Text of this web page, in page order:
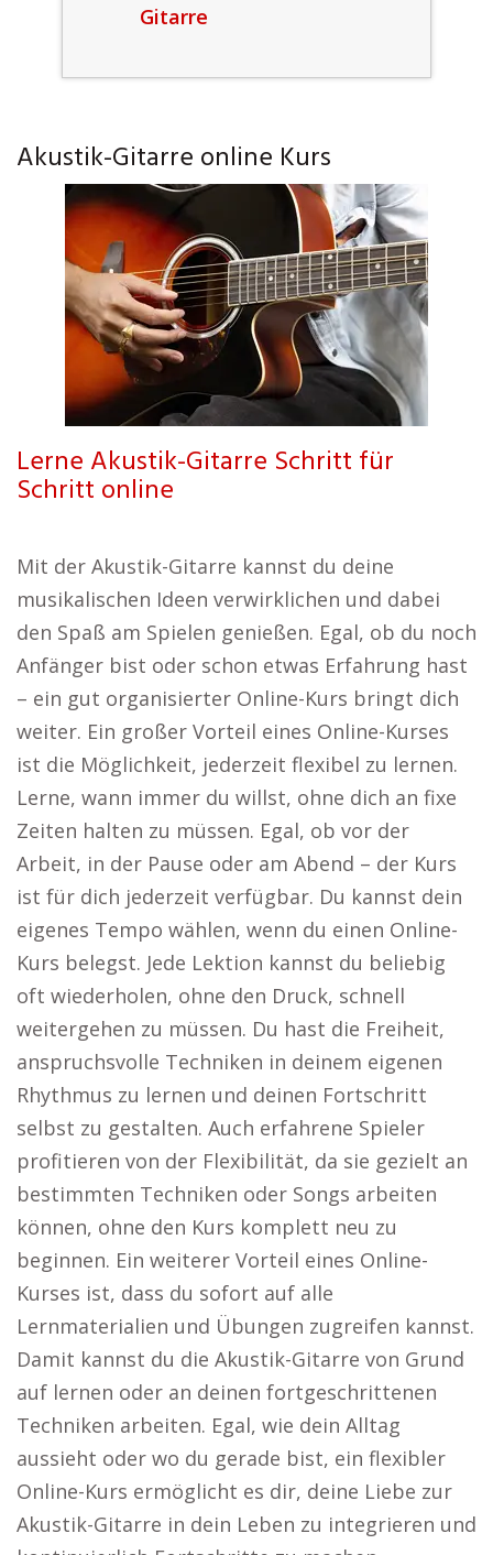
Gitarre
Akustik-Gitarre online Kurs
Lerne Akustik-Gitarre Schritt für
Schritt online
Mit der Akustik-Gitarre kannst du deine
musikalischen Ideen verwirklichen und dabei
den Spaß am Spielen genießen. Egal, ob du noch
Anfänger bist oder schon etwas Erfahrung hast
– ein gut organisierter Online-Kurs bringt dich
weiter. Ein großer Vorteil eines Online-Kurses
ist die Möglichkeit, jederzeit flexibel zu lernen.
Lerne, wann immer du willst, ohne dich an fixe
Zeiten halten zu müssen. Egal, ob vor der
Arbeit, in der Pause oder am Abend – der Kurs
ist für dich jederzeit verfügbar. Du kannst dein
eigenes Tempo wählen, wenn du einen Online-
Kurs belegst. Jede Lektion kannst du beliebig
oft wiederholen, ohne den Druck, schnell
weitergehen zu müssen. Du hast die Freiheit,
anspruchsvolle Techniken in deinem eigenen
Rhythmus zu lernen und deinen Fortschritt
selbst zu gestalten. Auch erfahrene Spieler
profitieren von der Flexibilität, da sie gezielt an
bestimmten Techniken oder Songs arbeiten
können, ohne den Kurs komplett neu zu
beginnen. Ein weiterer Vorteil eines Online-
Kurses ist, dass du sofort auf alle
Lernmaterialien und Übungen zugreifen kannst.
Damit kannst du die Akustik-Gitarre von Grund
auf lernen oder an deinen fortgeschrittenen
Techniken arbeiten. Egal, wie dein Alltag
aussieht oder wo du gerade bist, ein flexibler
Online-Kurs ermöglicht es dir, deine Liebe zur
Akustik-Gitarre in dein Leben zu integrieren und